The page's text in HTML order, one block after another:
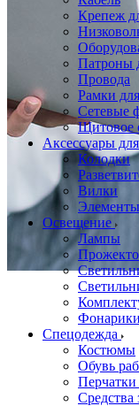
Крепеж
Патроны
Провода
Рамки
Сетевые
Щитовое
Аксессуары
Колодки
Вилки
Освещение
Лампы
Фонарики
Спецодежда
Костюмы
Обувь